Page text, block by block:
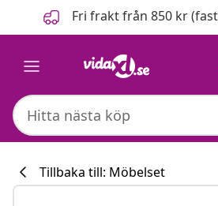
FöregåendeFri frakt från 850 kr
Tillbaka till: Möbelset